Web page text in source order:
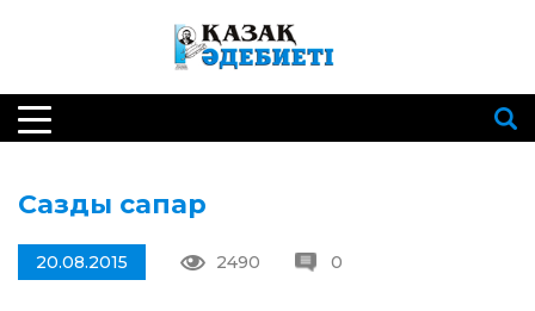
Сазды сапар
20.08.2015 2490 0